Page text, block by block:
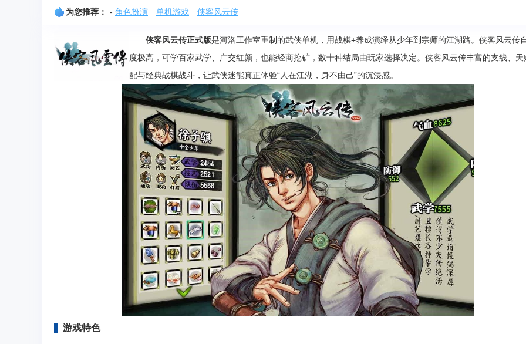
为您推荐： - 角色扮演 单机游戏 侠客风云传
侠客风云传正式版是河洛工作室重制的武侠单机，用战棋+养成演绎从少年到宗师的江湖路。侠客风云传
度极高，可学百家武学、广交红颜，也能经商挖矿，数十种结局由玩家选择决定。侠客风云传丰富的支线、天
配与经典战棋战斗，让武侠迷能真正体验“人在江湖，身不由己”的沉浸感。
游戏特色